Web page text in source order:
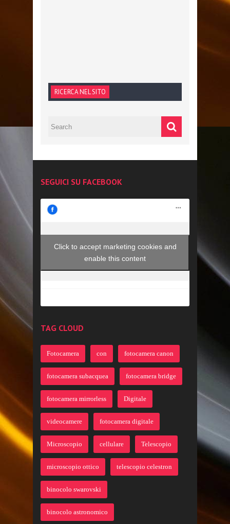
RICERCA NEL SITO
SEGUICI SU FACEBOOK
Click to accept marketing cookies and
enable this content
TAG CLOUD
Fotocamera con fotocamera canon
fotocamera subacquea fotocamera bridge
fotocamera mirrorless Digitale
videocamere fotocamera digitale
Microscopio cellulare Telescopio
microscopio ottico telescopio celestron
binocolo swarovski
binocolo astronomico